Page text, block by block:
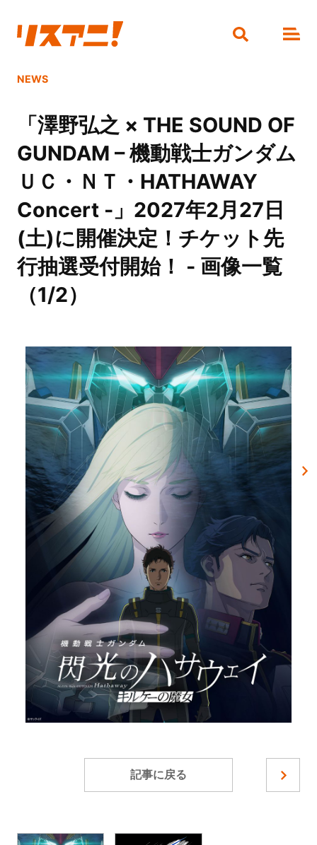
NEWS
「澤野弘之 × THE SOUND OF
GUNDAM – 機動戦士ガンダム
ＵＣ・ＮＴ・HATHAWAY
Concert -」2027年2月27日
(土)に開催決定！チケット先
行抽選受付開始！ - 画像一覧
（1/2）
記事に戻る